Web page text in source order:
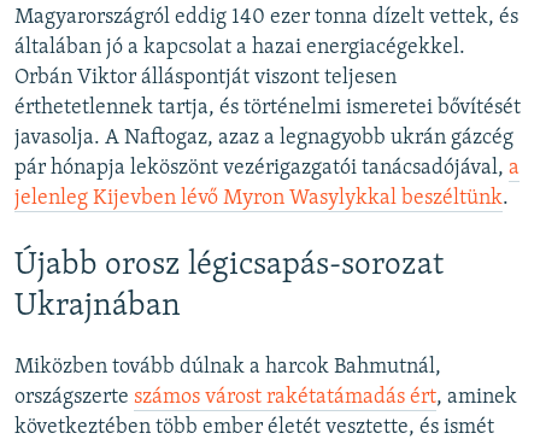
Magyarországról eddig 140 ezer tonna dízelt vettek, és
általában jó a kapcsolat a hazai energiacégekkel.
Orbán Viktor álláspontját viszont teljesen
érthetetlennek tartja, és történelmi ismeretei bővítését
javasolja. A Naftogaz, azaz a legnagyobb ukrán gázcég
pár hónapja leköszönt vezérigazgatói tanácsadójával, a
jelenleg Kijevben lévő Myron Wasylykkal beszéltünk.
Újabb orosz légicsapás-sorozat
Ukrajnában
Miközben tovább dúlnak a harcok Bahmutnál,
országszerte számos várost rakétatámadás ért, aminek
következtében több ember életét vesztette, és ismét